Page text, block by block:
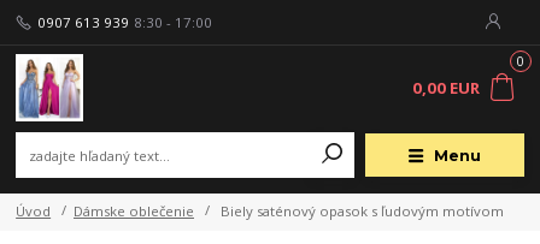
Menu
0907 613 939 8:30 - 17:00
0
0,00 EUR
Úvod Dámske oblečenie Biely saténový opasok s ľudovým motívom